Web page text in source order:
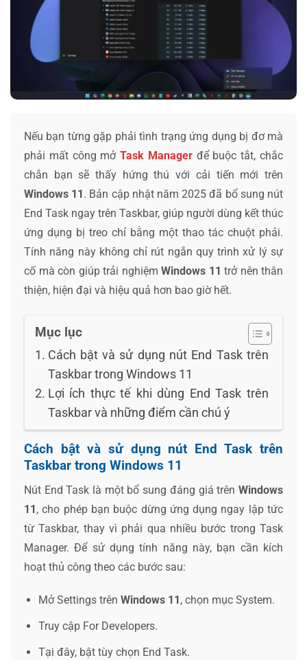
Nếu bạn từng gặp phải tình trạng ứng dụng bị đơ mà
phải mất công mởTask Managerđể buộc tắt, chắc
chắn bạn sẽ thấy hứng thú với cải tiến mới trên
Windows 11 . Bản cập nhật năm 2025 đã bổ sung nút
End Task ngay trên Taskbar, giúp người dùng kết thúc
ứng dụng bị treo chỉ bằng một thao tác chuột phải.
Tính năng này không chỉ rút ngắn quy trình xử lý sự
cố mà còn giúp trải nghiệm Windows 11 trở nên thân
thiện, hiện đại và hiệu quả hơn bao giờ hết.
Mục lục
Cách bật và sử dụng nút End Task trên
Taskbar trong Windows 11
Lợi ích thực tế khi dùng End Task trên
Taskbar và những điểm cần chú ý
Cách bật và sử dụng nút End Task trên
Taskbar trong Windows 11
Nút End Task là một bổ sung đáng giá trên Windows
11, cho phép bạn buộc dừng ứng dụng ngay lập tức
từ Taskbar, thay vì phải qua nhiều bước trong Task
Manager. Để sử dụng tính năng này, bạn cần kích
hoạt thủ công theo các bước sau:
Mở Settings trên Windows 11 , chọn mục System.
Truy cập For Developers.
Tại đây, bật tùy chọn End Task.